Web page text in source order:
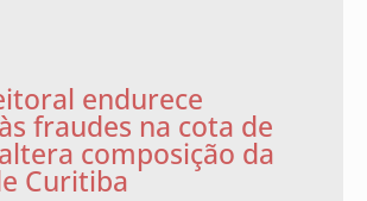
endurece
fraudes na cota de
composição da
Curitiba